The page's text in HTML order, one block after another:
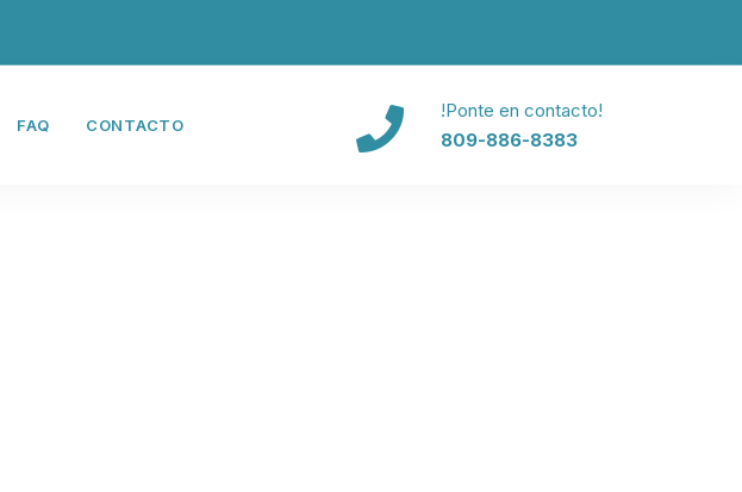
!Ponte en contacto!
809-886-8383
FAQ CONTACTO